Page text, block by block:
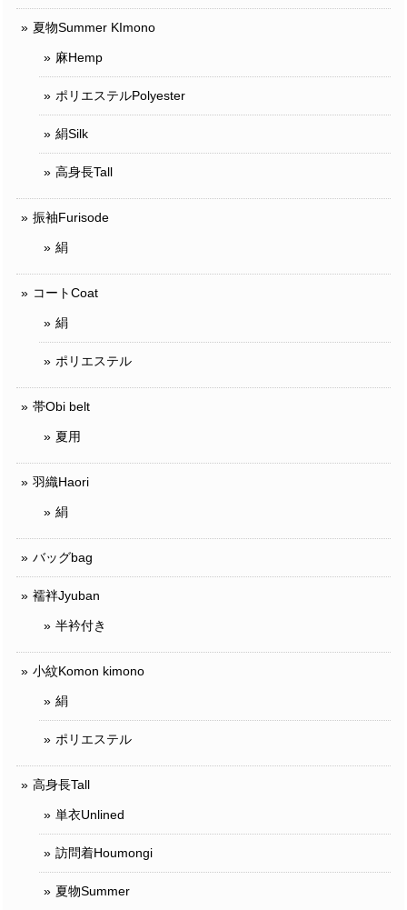
夏物Summer KImono
麻Hemp
ポリエステルPolyester
絹Silk
高身長Tall
振袖Furisode
絹
コートCoat
絹
ポリエステル
帯Obi belt
夏用
羽織Haori
絹
バッグbag
襦袢Jyuban
半衿付き
小紋Komon kimono
絹
ポリエステル
高身長Tall
単衣Unlined
訪問着Houmongi
夏物Summer